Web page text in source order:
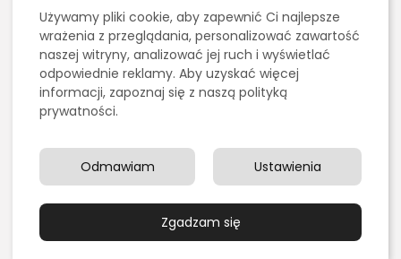
szczególnie ważny wtedy, gdy w projekt
zaangażowana jest agencja, freelancerzy, dział
sprzedaży, zespół kreatywny, performance
marketing, SEO, content marketing i social media.
Na początku projektu marketingowego łatwo o
rozbieżność oczekiwań. Jedna osoba może
leadów sprzedażowych, trzecia większego ruchu na
stronie, a czwarta poprawy konwersji. Wszystkie te
budżetów i mierników. Kickoff meeting pomaga
ustalić priorytety.
Używamy pliki cookie, aby zapewnić Ci najlepsze
wrażenia z przeglądania, personalizować zawartość
naszej witryny, analizować jej ruch i wyświetlać
odpowiednie reklamy. Aby uzyskać więcej
informacji, zapoznaj się z naszą polityką
prywatności.
Zgadzam się
Ustawienia
Odmawiam